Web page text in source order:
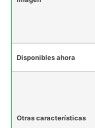
Disponibles ahora
Otras características